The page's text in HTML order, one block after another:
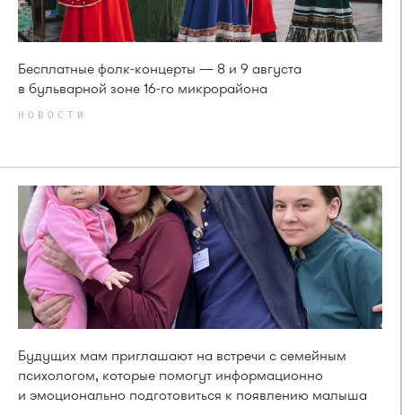
Бесплатные фолк-концерты — 8 и 9 августа
в бульварной зоне 16-го микрорайона
НОВОСТИ
Будущих мам приглашают на встречи с семейным
психологом, которые помогут информационно
и эмоционально подготовиться к появлению малыша